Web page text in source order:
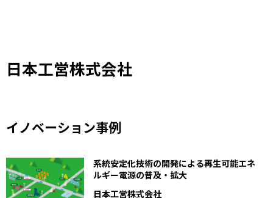
日本工営株式会社
イノベーション事例
系統安定化技術の開発による再生可能エネ
ルギー電源の普及・拡大
日本工営株式会社